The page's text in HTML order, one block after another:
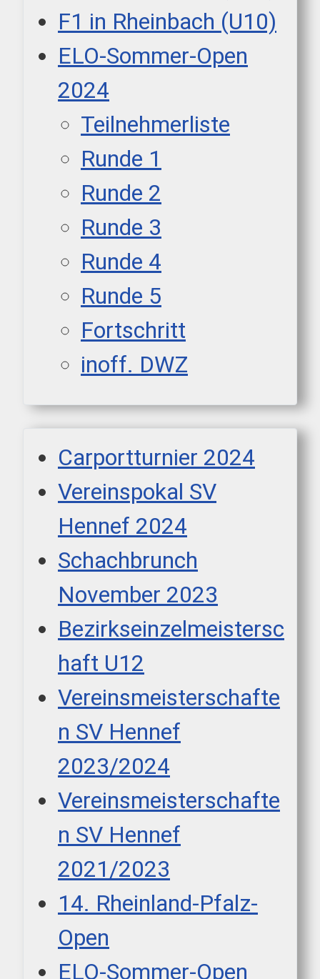
F1 in Rheinbach (U10)
ELO-Sommer-Open
2024
Teilnehmerliste
Runde 1
Runde 2
Runde 3
Runde 4
Runde 5
Fortschritt
inoff. DWZ
Carportturnier 2024
Vereinspokal SV
Hennef 2024
Schachbrunch
November 2023
Bezirkseinzelmeistersc
haft U12
Vereinsmeisterschafte
n SV Hennef
2023/2024
Vereinsmeisterschafte
n SV Hennef
2021/2023
14. Rheinland-Pfalz-
Open
ELO-Sommer-Open